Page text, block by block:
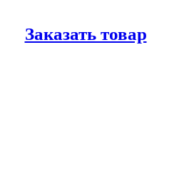
Заказать товар